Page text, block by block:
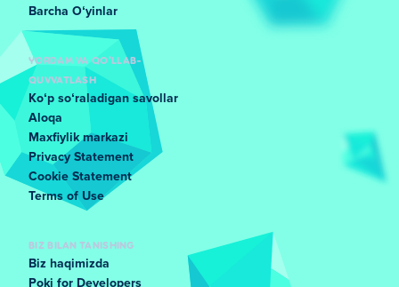
Barcha Oʻyinlar
YORDAM VA QO'LLAB-
QUVVATLASH
Koʻp soʻraladigan savollar
Aloqa
Maxfiylik markazi
Privacy Statement
Cookie Statement
Terms of Use
BIZ BILAN TANISHING
Biz haqimizda
Poki for Developers